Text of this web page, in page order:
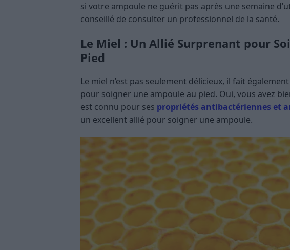
si votre ampoule ne guérit pas après une semaine
conseillé de consulter un professionnel de la santé.
Le Miel : Un Allié Surprenant pour
Pied
Le miel n’est pas seulement délicieux, il fait
pour soigner une ampoule au pied. Oui, vous avez
est connu pour ses propriétés antibactériennes et
un excellent allié pour soigner une ampoule.